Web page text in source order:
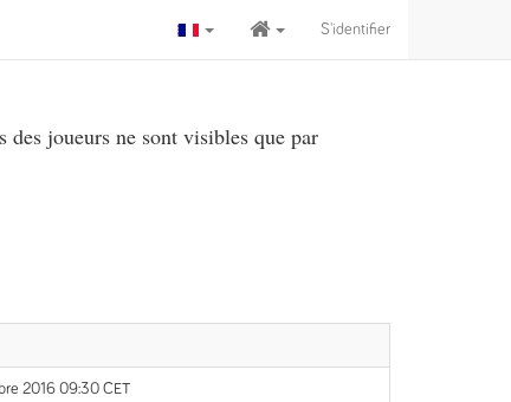
S'identifier
des joueurs ne sont visibles que par
2016 09:30 CET